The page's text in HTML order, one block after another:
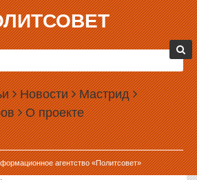
Новости Мастрид
О проекте
агентство «Политсовет»
НЕ ПРИЗНАЕТ ЗАСЛУГ
регионального отделения
Денис Селезнев считает, что
партии растет».
вызван рядом объективных причин.
быть связано с личностью Эдуарда